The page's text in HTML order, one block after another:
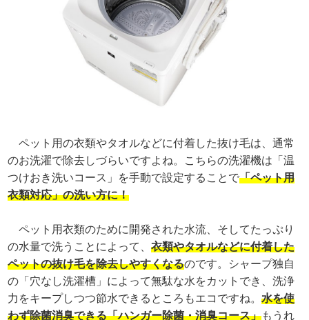
ペット用の衣類やタオルなどに付着した抜け毛は、通常
のお洗濯で除去しづらいですよね。こちらの洗濯機は「温
つけおき洗いコース」を手動で設定することで「ペット用
衣類対応」の洗い方に！
ペット用衣類のために開発された水流、そしてたっぷり
の水量で洗うことによって、衣類やタオルなどに付着した
ペットの抜け毛を除去しやすくなるのです。シャープ独自
の「穴なし洗濯槽」によって無駄な水をカットでき、洗浄
力をキープしつつ節水できるところもエコですね。水を使
わず除菌消臭できる「ハンガー除菌・消臭コース」もうれ